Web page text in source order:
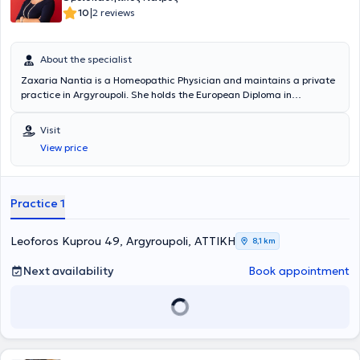
10|2 reviews
About the specialist
Zaxaria Nantia is a Homeopathic Physician and maintains a private
practice in Argyroupoli. She holds the European Diploma in
National and Kapodistrian University of Athens. She is a member of
the World Homeopathic Medical Society, the European Committee
for Homeopathy, and the Athens Dental Association. In her practice,
she provides services aimed at improving quality of life and living
Visit
View price
Practice 1
Leoforos Kuprou 49, Argyroupoli, ΑΤΤΙΚΗ 8,1 km
Next availability Book appointment